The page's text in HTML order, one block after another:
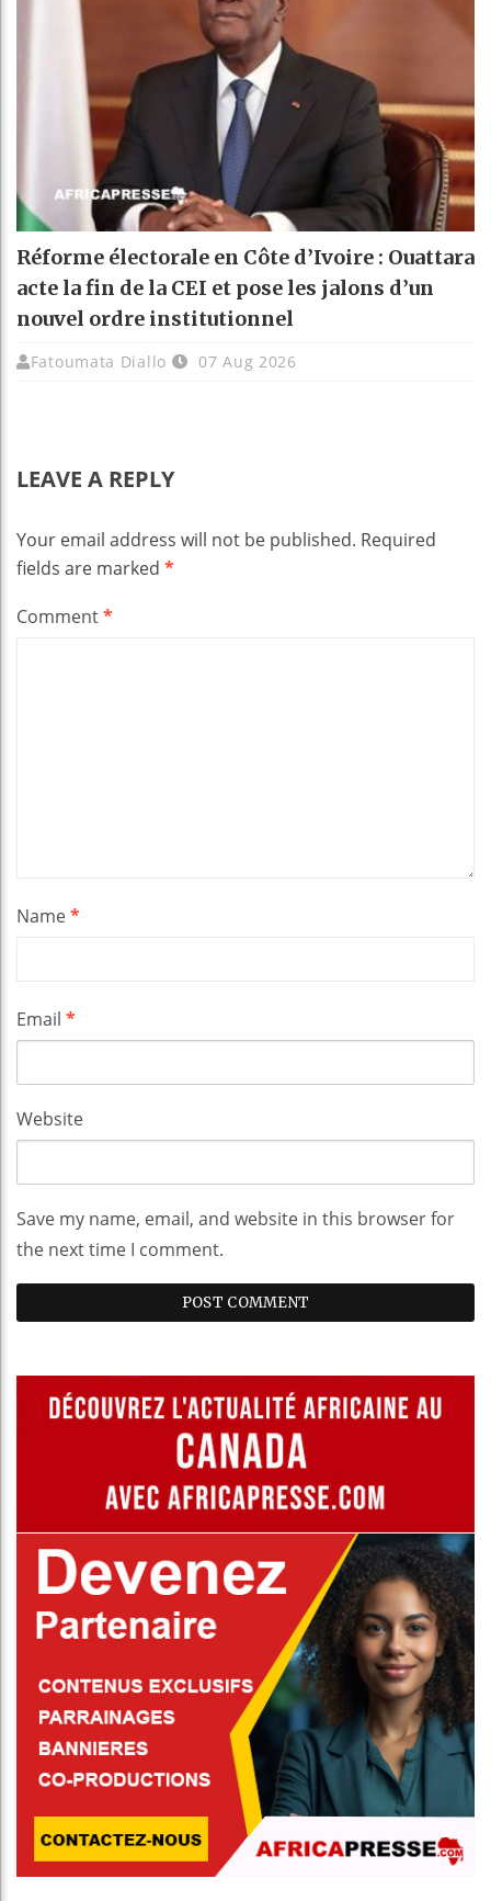
Réforme électorale en Côte d’Ivoire : Ouattara
acte la fin de la CEI et pose les jalons d’un
nouvel ordre institutionnel
Fatoumata Diallo 07 Aug 2026
LEAVE A REPLY
Your email address will not be published. Required
fields are marked *
Comment*
Name*
Email *
Website
Save my name, email, and website in this browser for
the next time I comment.